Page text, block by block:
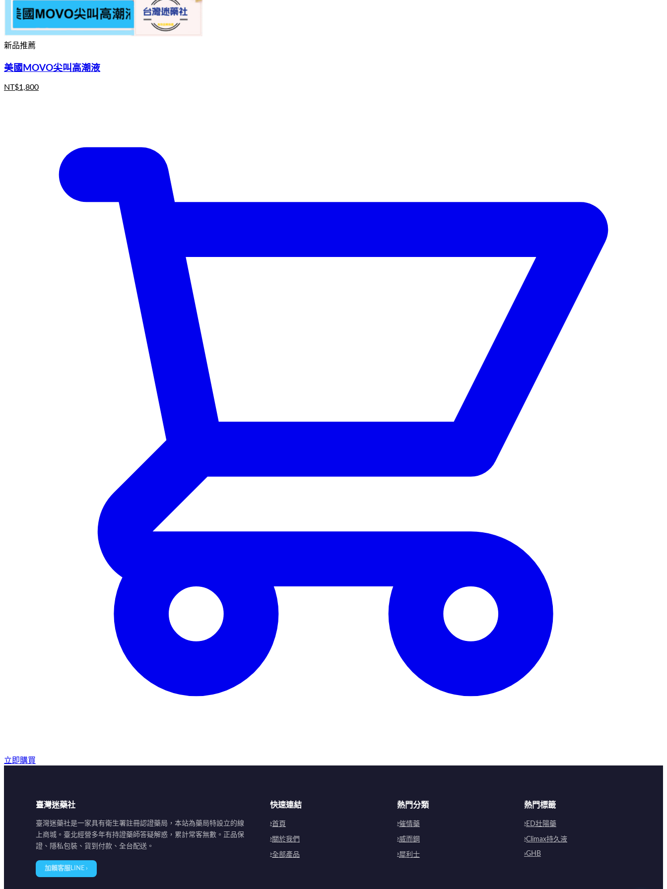
新品推薦
美國MOVO尖叫高潮液
NT$1,800
立即購買
臺灣迷藥社
臺灣迷藥社是一家具有衛生署註冊認證藥局，本站為藥局特設立的線
上商城。臺北經營多年有持證藥師答疑解惑，累計常客無數。正品保
證、隱私包裝、貨到付款、全台配送。
加賴客服LINE ›
快速連結
首頁
關於我們
全部產品
熱門分類
催情藥
威而鋼
犀利士
熱門標籤
ED壯陽藥
Climax持久液
GHB